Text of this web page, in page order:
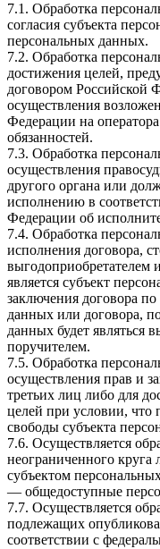
7.1. Обработка
согласия субъекта
персональных данных.
7.2. Обработка
достижения целей,
договором Российской
осуществления
Федерации на
обязанностей.
7.3. Обработка
осуществления
другого органа или
исполнению в
Федерации об
7.4. Обработка
исполнения договора,
выгодоприобретателем
является субъект
заключения договора
данных или договора,
данных будет являться
поручителем.
7.5. Обработка
осуществления прав и
третьих лиц либо для
целей при условии, что
свободы субъекта
7.6. Осуществляется
неограниченного круга
субъектом
— общедоступные
7.7. Осуществляется
подлежащих
соответствии с